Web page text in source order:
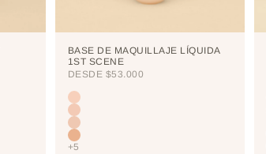
BASE DE MAQUILLAJE LÍQUIDA
1ST SCENE
PRECIO DE OFERTA
DESDE $53.000
Color
LIGHT
PORCELAIN
CREAM
VAINILLA
+5